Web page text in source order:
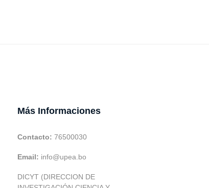
Más Informaciones
Contacto: 76500030
Email: info@upea.bo
DICYT (DIRECCION DE